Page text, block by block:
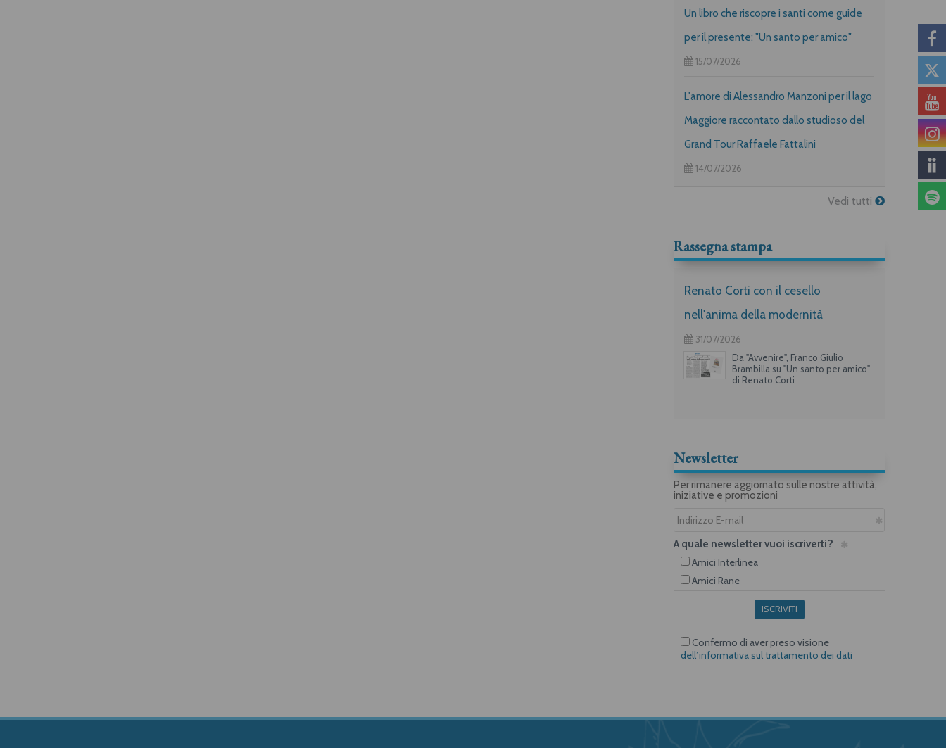
Un libro che riscopre i santi come guide
per il presente: "Un santo per amico"
15/07/2026
L'amore di Alessandro Manzoni per il lago
Maggiore raccontato dallo studioso del
Grand Tour Raffaele Fattalini
14/07/2026
Vedi tutti
Rassegna stampa
Renato Corti con il cesello
nell'anima della modernità
31/07/2026
Da "Avvenire", Franco Giulio
Brambilla su "Un santo per amico"
di Renato Corti
Newsletter
Per rimanere aggiornato sulle nostre attività,
iniziative e promozioni
A quale newsletter vuoi iscriverti?
Amici Interlinea
Amici Rane
ISCRIVITI
Confermo di aver preso visione
dell’informativa sul trattamento dei dati